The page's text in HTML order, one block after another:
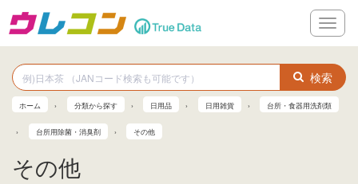
メ
ニ
ー
検索
ホーム 分類から探す 日用品 日用雑貨 台所・食器用洗剤類
台所用除菌・消臭剤 その他
その他